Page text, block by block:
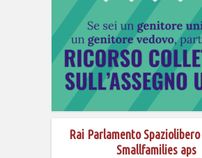
Rai Parlamento
Smallfamilies aps